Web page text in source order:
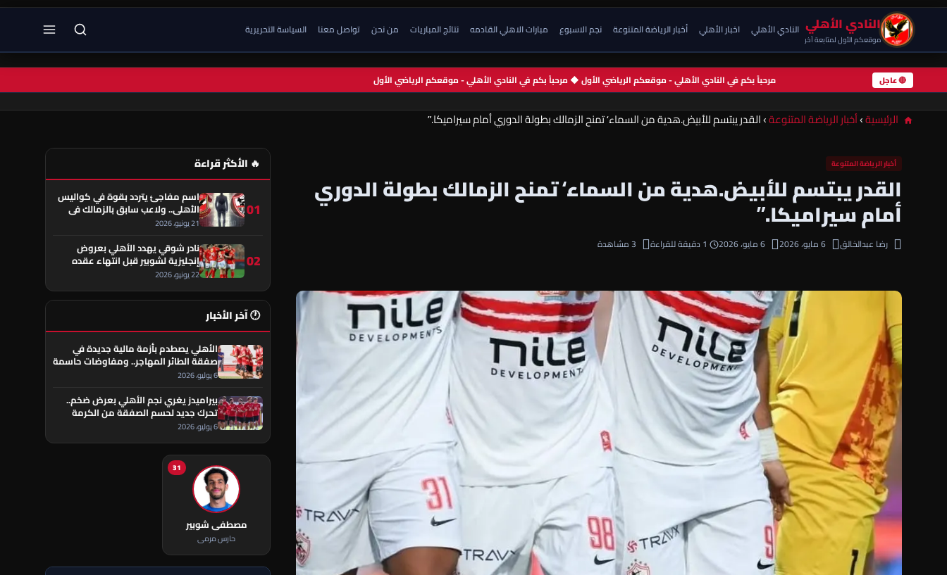
النادي الأهلي
موقعكم الأول لمتابعة آخر
النادي الأهلي اخبار الأهلي أخبار الرياضة المتنوعة نجم الاسبوع مبارات الاهلي القادمه نتائج المباريات من نحن تواصل معنا السياسة التحريرية
🔴 عاجل مرحباً بكم في النادي الأهلي - موقعكم الرياضي الأول ◆ مرحباً بكم في النادي الأهلي - موقعكم الرياضي الأول
الرئيسية›أخبار الرياضة المتنوعة›القدر يبتسم للأبيض.هدية من السماء‘ تمنح الزمالك بطولة الدوري أمام سيراميكا.”
أخبار الرياضة المتنوعة
القدر يبتسم للأبيض.هدية من السماء‘ تمنح الزمالك بطولة الدوري
أمام سيراميكا.”
رضا عبدالخالق 6 مايو، 2026 6 مايو، 2026 1 دقيقة للقراءة 3 مشاهدة
🔥 الأكثر قراءة
01
اسم مفاجئ يتردد بقوة في كواليس
الأهلي.. ولاعب سابق بالزمالك في
قلب الحكاية!
21 يونيو، 2026
02
نادر شوقي يهدد الأهلي بعروض
إنجليزية لشوبير قبل انتهاء عقده
22 يونيو، 2026
🕐 آخر الأخبار
الأهلي يصطدم بأزمة مالية جديدة في
صفقة الطائر المهاجر.. ومفاوضات حاسمة
تقترب من الحسم
6 يوليو، 2026
بيراميدز يغري نجم الأهلي بعرض ضخم..
تحرك جديد لحسم الصفقة من الكرمة
العراقي
6 يوليو، 2026
31
مصطفى شوبير
حارس مرمى